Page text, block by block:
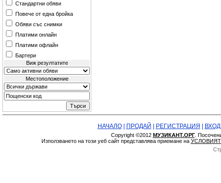
Стандартни обяви
Повече от една бройка
Обяви със снимки
Платими онлайн
Платими офлайн
Бартери
Виж резултатите
Местоположение
НАЧАЛО| ПРОДАЙ РЕГИСТРАЦИЯ ВХОД
Copyright ©2012 МУЗИКАНТ.ОРГ.
Използването на този уеб сайт представлява приемане на